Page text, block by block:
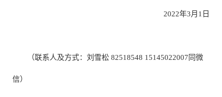
2022年3月1日
（联系人及方式：刘雪松 82518548 15145022007同微
信）